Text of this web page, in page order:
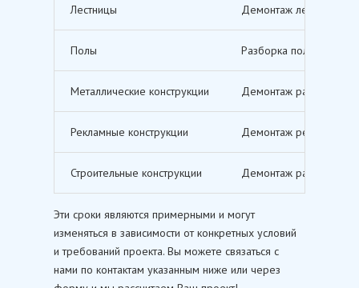
Лестницы Демонтаж лестничных
Полы Разборка полов,
Металлические конструкции Демонтаж различных
Рекламные конструкции Демонтаж рекламных
Строительные конструкции Демонтаж различных
Эти сроки являются примерными и могут
изменяться в зависимости от конкретных условий
и требований проекта. Вы можете связаться с
нами по контактам указанным ниже или через